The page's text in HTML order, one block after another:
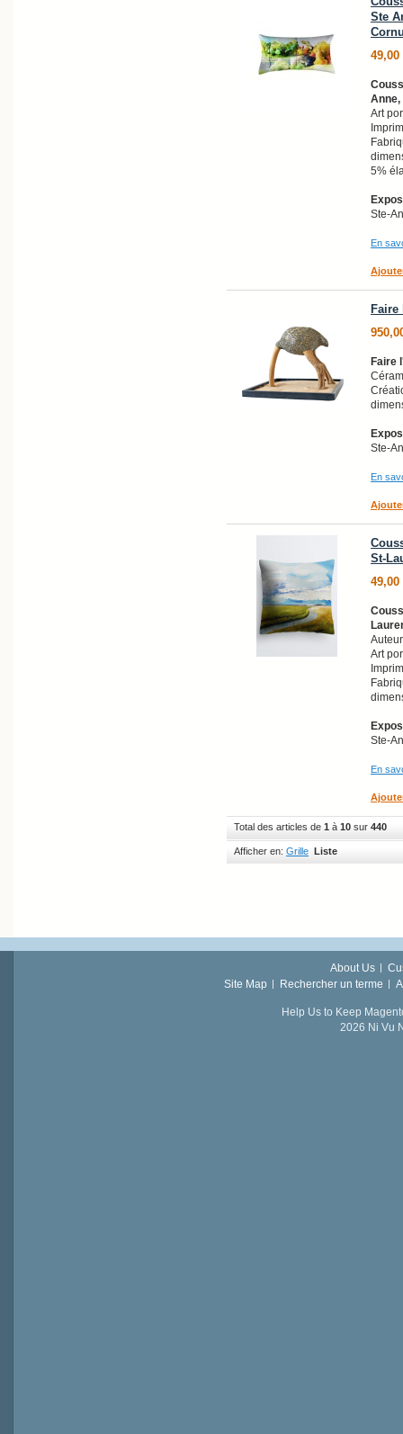
Ste
49,00
Anne,
Art
5%
Ste-
En
Faire
Ste-
En
St-
49,00
Art
Ste-
En
Total des articles de 1 à 10 sur 440
Afficher en: Grille Liste
About Us
Site Map
Rechercher un terme
Help Us to Keep
2026 Ni Vu